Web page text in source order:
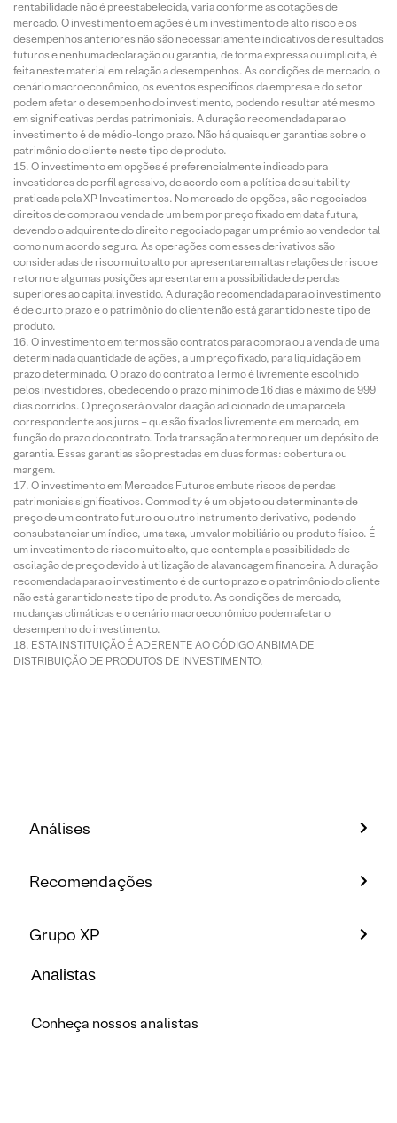
rentabilidade não é preestabelecida, varia conforme as cotações de
mercado. O investimento em ações é um investimento de alto risco e os
desempenhos anteriores não são necessariamente indicativos de resultados
futuros e nenhuma declaração ou garantia, de forma expressa ou implícita, é
feita neste material em relação a desempenhos. As condições de mercado, o
cenário macroeconômico, os eventos específicos da empresa e do setor
podem afetar o desempenho do investimento, podendo resultar até mesmo
em significativas perdas patrimoniais. A duração recomendada para o
investimento é de médio-longo prazo. Não há quaisquer garantias sobre o
patrimônio do cliente neste tipo de produto.
O investimento em opções é preferencialmente indicado para
investidores de perfil agressivo, de acordo com a política de suitability
praticada pela XP Investimentos. No mercado de opções, são negociados
direitos de compra ou venda de um bem por preço fixado em data futura,
devendo o adquirente do direito negociado pagar um prêmio ao vendedor tal
como num acordo seguro. As operações com esses derivativos são
consideradas de risco muito alto por apresentarem altas relações de risco e
retorno e algumas posições apresentarem a possibilidade de perdas
superiores ao capital investido. A duração recomendada para o investimento
é de curto prazo e o patrimônio do cliente não está garantido neste tipo de
produto.
O investimento em termos são contratos para compra ou a venda de uma
determinada quantidade de ações, a um preço fixado, para liquidação em
prazo determinado. O prazo do contrato a Termo é livremente escolhido
pelos investidores, obedecendo o prazo mínimo de 16 dias e máximo de 999
dias corridos. O preço será o valor da ação adicionado de uma parcela
correspondente aos juros – que são fixados livremente em mercado, em
função do prazo do contrato. Toda transação a termo requer um depósito de
garantia. Essas garantias são prestadas em duas formas: cobertura ou
margem.
O investimento em Mercados Futuros embute riscos de perdas
patrimoniais significativos. Commodity é um objeto ou determinante de
preço de um contrato futuro ou outro instrumento derivativo, podendo
consubstanciar um índice, uma taxa, um valor mobiliário ou produto físico. É
um investimento de risco muito alto, que contempla a possibilidade de
oscilação de preço devido à utilização de alavancagem financeira. A duração
recomendada para o investimento é de curto prazo e o patrimônio do cliente
não está garantido neste tipo de produto. As condições de mercado,
mudanças climáticas e o cenário macroeconômico podem afetar o
desempenho do investimento.
ESTA INSTITUIÇÃO É ADERENTE AO CÓDIGO ANBIMA DE
DISTRIBUIÇÃO DE PRODUTOS DE INVESTIMENTO.
Análises
Recomendações
Grupo XP
Analistas
Conheça nossos analistas